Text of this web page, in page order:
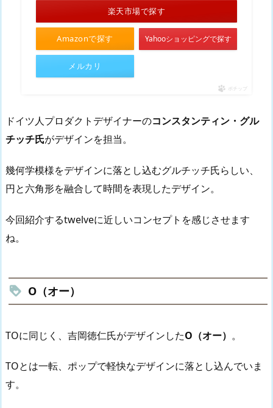
Amazonで探す
楽天市場で探す
Yahooショッピングで探す
メルカリ
ポチップ
ドイツ人プロダクトデザイナーのコンスタンティン・グル
チッチ氏がデザインを担当。
幾何学模様をデザインに落とし込むグルチッチ氏らしい、
円と六角形を融合して時間を表現したデザイン。
今回紹介するtwelveに近しいコンセプトを感じさせます
ね。
O（オー）
TOに同じく、吉岡徳仁氏がデザインしたO（オー） 。
TOとは一転、ポップで軽快なデザインに落とし込んでいま
す。